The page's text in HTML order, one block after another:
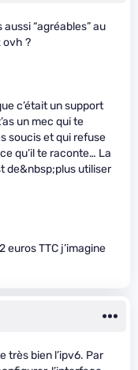
“agréables” au
ovh ?
c’était un support
un mec qui te
soucis et qui refuse
qu’il te raconte… La
de&nbsp;plus utiliser
euros TTC j’imagine
très bien l’ipv6. Par